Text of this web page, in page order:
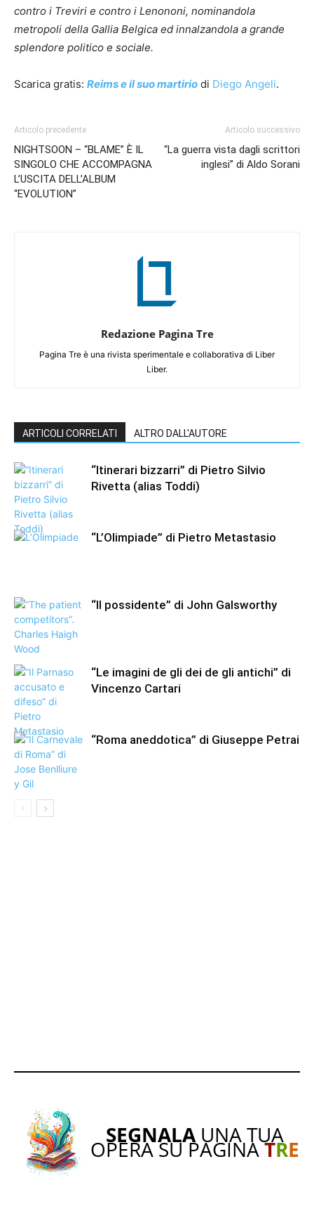
contro i Treviri e contro i Lenononi, nominandola
metropoli della Gallia Belgica ed innalzandola a grande
splendore politico e sociale.
Scarica gratis: Reims e il suo martirio di Diego Angeli.
Articolo precedente
NIGHTSOON – “BLAME” È IL
SINGOLO CHE ACCOMPAGNA
L’USCITA DELL’ALBUM
“EVOLUTION”
Articolo successivo
“La guerra vista dagli scrittori
inglesi” di Aldo Sorani
Redazione Pagina Tre
Pagina Tre è una rivista sperimentale e collaborativa di Liber
Liber.
ARTICOLI CORRELATI ALTRO DALL'AUTORE
“Itinerari bizzarri” di Pietro Silvio
Rivetta (alias Toddi)
“L’Olimpiade” di Pietro Metastasio
“Il possidente” di John Galsworthy
“Le imagini de gli dei de gli antichi” di
Vincenzo Cartari
“Roma aneddotica” di Giuseppe Petrai
SEGNALAUNA TUA
OPERA SU PAGINATRE